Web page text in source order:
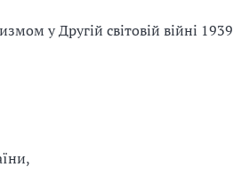
у Другій світовій війні 1939